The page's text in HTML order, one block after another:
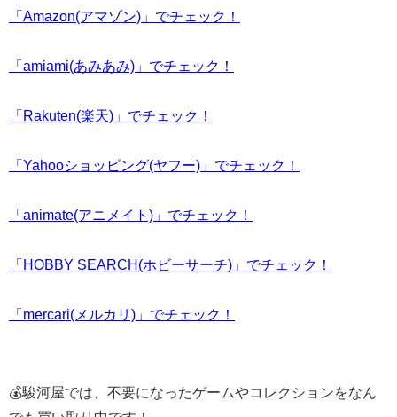
「Amazon(アマゾン)」でチェック！
「amiami(あみあみ)」でチェック！
「Rakuten(楽天)」でチェック！
「Yahooショッピング(ヤフー)」でチェック！
「animate(アニメイト)」でチェック！
「HOBBY SEARCH(ホビーサーチ)」でチェック！
「mercari(メルカリ)」でチェック！
💰駿河屋では、不要になったゲームやコレクションをなん